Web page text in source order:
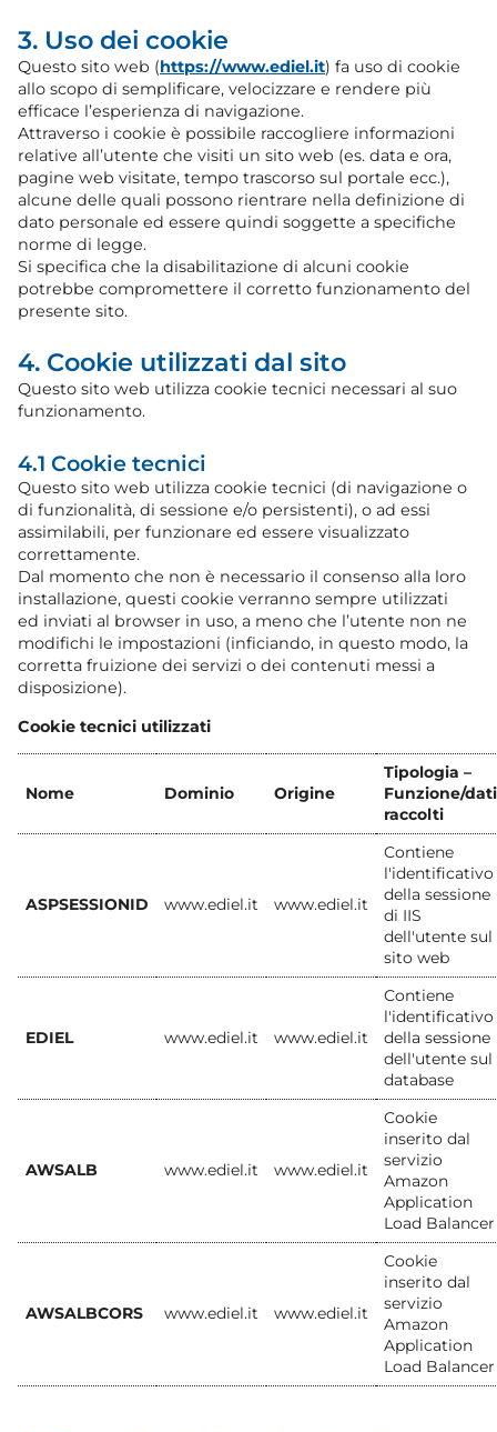
3. Uso dei cookie
Questo sito web (https://www.ediel.it) fa uso di cookie
allo scopo di semplificare, velocizzare e rendere più
efficace l’esperienza di navigazione.
Attraverso i cookie è possibile raccogliere informazioni
relative all’utente che visiti un sito web (es. data e ora,
pagine web visitate, tempo trascorso sul portale ecc.),
alcune delle quali possono rientrare nella definizione di
dato personale ed essere quindi soggette a specifiche
norme di legge.
Si specifica che la disabilitazione di alcuni cookie
potrebbe compromettere il corretto funzionamento del
presente sito.
4. Cookie utilizzati dal sito
Questo sito web utilizza cookie tecnici necessari al suo
funzionamento.
4.1 Cookie tecnici
Questo sito web utilizza cookie tecnici (di navigazione o
di funzionalità, di sessione e/o persistenti), o ad essi
assimilabili, per funzionare ed essere visualizzato
correttamente.
Dal momento che non è necessario il consenso alla loro
installazione, questi cookie verranno sempre utilizzati
ed inviati al browser in uso, a meno che l’utente non ne
modifichi le impostazioni (inficiando, in questo modo, la
corretta fruizione dei servizi o dei contenuti messi a
disposizione).
Cookie tecnici utilizzati
Nome Dominio Origine
Tipologia –
Funzione/dati
raccolti
ASPSESSIONID www.ediel.it www.ediel.it
Contiene
l'identificativo
della sessione
di IIS
dell'utente sul
sito web
EDIEL www.ediel.it www.ediel.it
Contiene
l'identificativo
della sessione
dell'utente sul
database
AWSALB www.ediel.it www.ediel.it
Cookie
inserito dal
servizio
Amazon
Application
Load Balancer
AWSALBCORS www.ediel.it www.ediel.it
Cookie
inserito dal
servizio
Amazon
Application
Load Balancer